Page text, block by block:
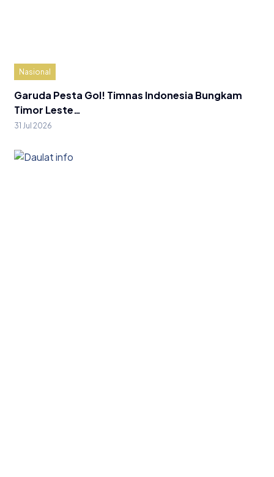
Nasional
Garuda Pesta Gol! Timnas Indonesia Bungkam
Timor Leste…
31 Jul 2026